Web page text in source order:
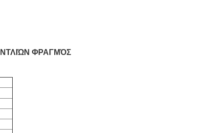
ΦΡΑΓΜΌΣ